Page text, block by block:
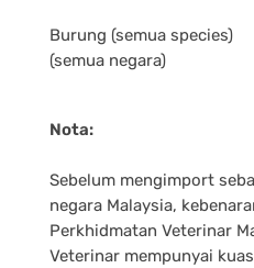
Burung (semua species)
(semua negara)
Nota:
Sebelum mengimport
negara Malaysia,
Perkhidmatan Veterinar
Veterinar mempunyai